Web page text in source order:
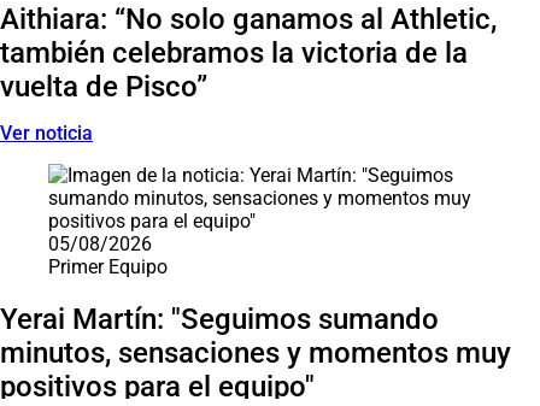
Aithiara: “No solo ganamos al Athletic,
también celebramos la victoria de la
vuelta de Pisco”
Ver noticia
05/08/2026
Primer Equipo
Yerai Martín: "Seguimos sumando
minutos, sensaciones y momentos muy
positivos para el equipo"